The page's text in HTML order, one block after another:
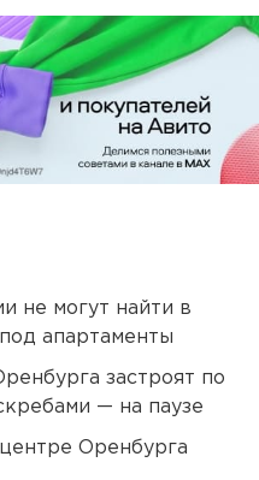
не могут найти в
апартаменты
застроят по
— на паузе
Оренбурга